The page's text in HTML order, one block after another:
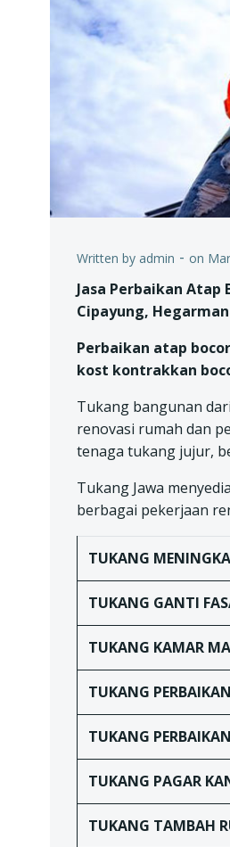
Written by admin - on
Jasa Perbaikan
Cipayung,
Perbaikan atap
kost kontrakkan
Tukang bangunan
renovasi rumah dan
tenaga tukang jujur,
Tukang Jawa
berbagai pekerjaan
TUKANG
TUKANG GANTI
TUKANG KAMAR
TUKANG
TUKANG
TUKANG PAGAR
TUKANG TAMBAH